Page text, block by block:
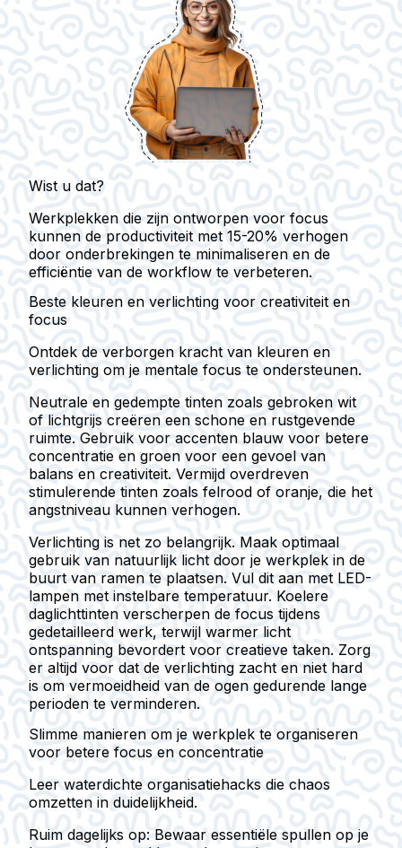
Wist u dat?
Werkplekken die zijn ontworpen voor focus
kunnen de productiviteit met 15-20% verhogen
door onderbrekingen te minimaliseren en de
efficiëntie van de workflow te verbeteren.
Beste kleuren en verlichting voor creativiteit en
focus
Ontdek de verborgen kracht van kleuren en
verlichting om je mentale focus te ondersteunen.
Neutrale en gedempte tinten zoals gebroken wit
of lichtgrijs creëren een schone en rustgevende
ruimte. Gebruik voor accenten blauw voor betere
concentratie en groen voor een gevoel van
balans en creativiteit. Vermijd overdreven
stimulerende tinten zoals felrood of oranje, die het
angstniveau kunnen verhogen.
Verlichting is net zo belangrijk. Maak optimaal
gebruik van natuurlijk licht door je werkplek in de
buurt van ramen te plaatsen. Vul dit aan met LED-
lampen met instelbare temperatuur. Koelere
daglichttinten verscherpen de focus tijdens
gedetailleerd werk, terwijl warmer licht
ontspanning bevordert voor creatieve taken. Zorg
er altijd voor dat de verlichting zacht en niet hard
is om vermoeidheid van de ogen gedurende lange
perioden te verminderen.
Slimme manieren om je werkplek te organiseren
voor betere focus en concentratie
Leer waterdichte organisatiehacks die chaos
omzetten in duidelijkheid.
Ruim dagelijks op: Bewaar essentiële spullen op je